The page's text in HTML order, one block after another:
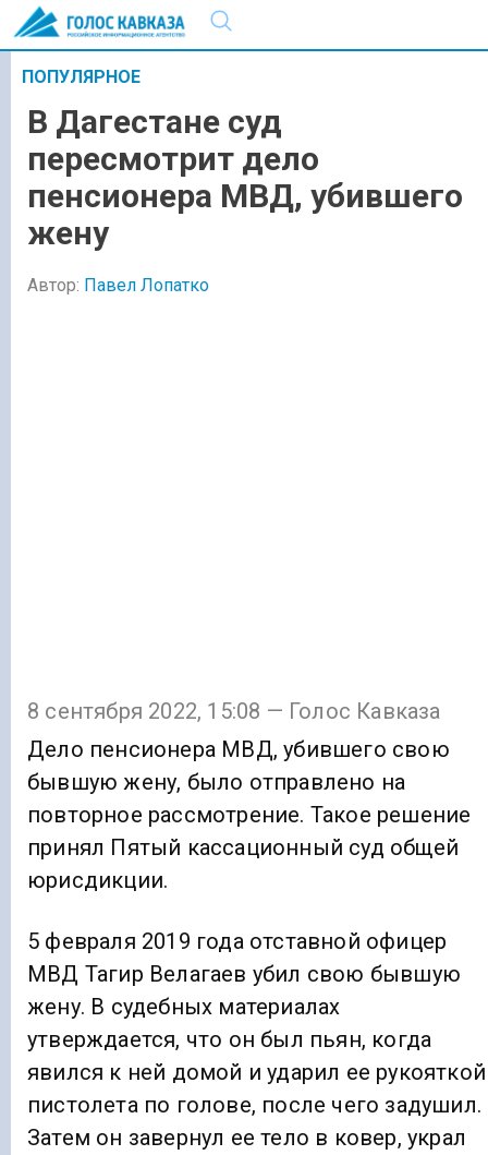
ПОПУЛЯРНОЕ
В Дагестане суд
пересмотрит дело
пенсионера МВД, убившего
жену
Автор: Павел Лопатко
8 сентября 2022, 15:08 — Голос Кавказа
Дело пенсионера МВД, убившего свою
бывшую жену, было отправлено на
повторное рассмотрение. Такое решение
принял Пятый кассационный суд общей
юрисдикции.
5 февраля 2019 года отставной офицер
МВД Тагир Велагаев убил свою бывшую
жену. В судебных материалах
утверждается, что он был пьян, когда
явился к ней домой и ударил ее рукояткой
пистолета по голове, после чего задушил.
Затем он завернул ее тело в ковер, украл